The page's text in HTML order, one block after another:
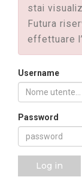
stai
Futura
effettuare
Username
Password
Log in